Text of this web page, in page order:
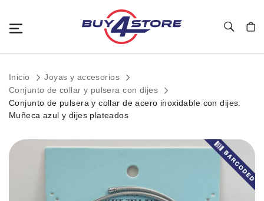
Inicio
Joyas y accesorios
Conjunto de collar y pulsera con dijes
Conjunto de pulsera y collar de acero inoxidable con dijes:
Muñeca azul y dijes plateados
Saltar
al